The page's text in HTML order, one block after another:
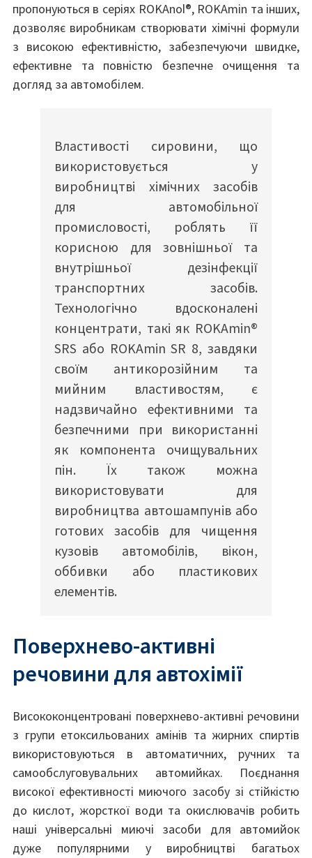
пропонуються в серіях ROKAnol®, ROKAmin та інших,
дозволяє виробникам створювати хімічні формули
з високою ефективністю, забезпечуючи швидке,
ефективне та повністю безпечне очищення та
догляд за автомобілем.
Властивості сировини, що
використовується у
виробництві хімічних засобів
для автомобільної
промисловості, роблять її
корисною для зовнішньої та
внутрішньої дезінфекції
транспортних засобів.
Технологічно вдосконалені
концентрати, такі як ROKAmin®
SRS або ROKAmin SR 8, завдяки
своїм антикорозійним та
мийним властивостям, є
надзвичайно ефективними та
безпечними при використанні
як компонента очищувальних
пін. Їх також можна
використовувати для
виробництва автошампунів або
готових засобів для чищення
кузовів автомобілів, вікон,
оббивки або пластикових
елементів.
Поверхнево-активні
речовини для автохімії
Висококонцентровані поверхнево-активні речовини
з групи етоксильованих амінів та жирних спиртів
використовуються в автоматичних, ручних та
самообслуговувальних автомийках. Поєднання
високої ефективності миючого засобу зі стійкістю
до кислот, жорсткої води та окислювачів робить
наші універсальні миючі засоби для автомийок
дуже популярними у виробництві багатьох